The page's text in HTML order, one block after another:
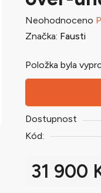
Průměrné
hodnocení
je
0,0
5
hvězdiček.
Neohodnoceno
Značka: Fausti
Položka byla
Dostupnost
Kód:
31 900